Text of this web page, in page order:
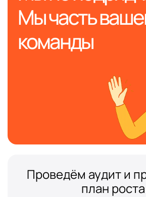
Мы часть
команды
Проведём аудит и
план роста